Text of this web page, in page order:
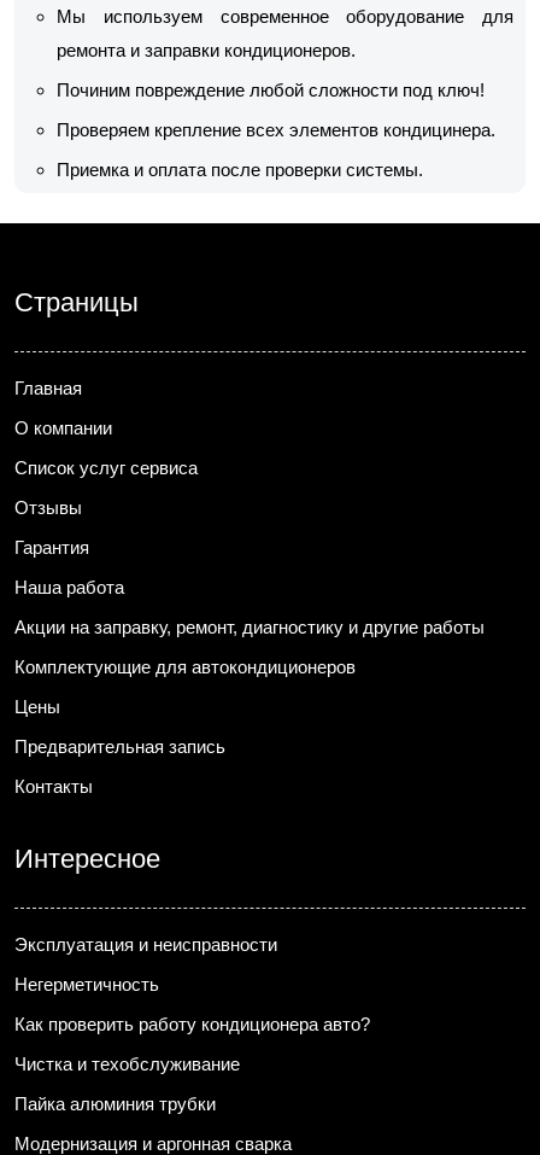
Мы используем современное оборудование для
ремонта и заправки кондиционеров.
Починим повреждение любой сложности под ключ!
Проверяем крепление всех элементов кондицинера.
Приемка и оплата после проверки системы.
Страницы
Главная
О компании
Список услуг сервиса
Отзывы
Гарантия
Наша работа
Акции на заправку, ремонт, диагностику и другие работы
Комплектующие для автокондиционеров
Цены
Предварительная запись
Контакты
Интересное
Эксплуатация и неисправности
Негерметичность
Как проверить работу кондиционера авто?
Чистка и техобслуживание
Пайка алюминия трубки
Модернизация и аргонная сварка